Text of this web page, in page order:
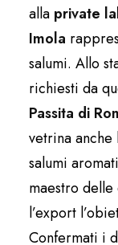
alla private
Imola
salumi. Allo
richiesti da
Passita di
vetrina anche
salumi
maestro delle
l’export
Confermati i